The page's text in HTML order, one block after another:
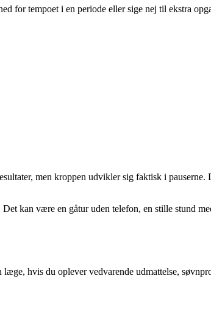
for tempoet i en periode eller sige nej til ekstra
men kroppen udvikler sig faktisk i
kan være en gåtur uden telefon, en stille stund
hvis du oplever vedvarende udmattelse,